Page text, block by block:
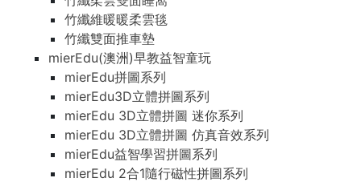
竹纖維暖暖柔雲毯
竹纖雙面推車墊
mierEdu(澳洲)早教益智童玩
mierEdu拼圖系列
mierEdu3D立體拼圖系列
mierEdu 3D立體拼圖 迷你系列
mierEdu 3D立體拼圖 仿真音效系列
mierEdu益智學習拼圖系列
mierEdu 2合1隨行磁性拼圖系列